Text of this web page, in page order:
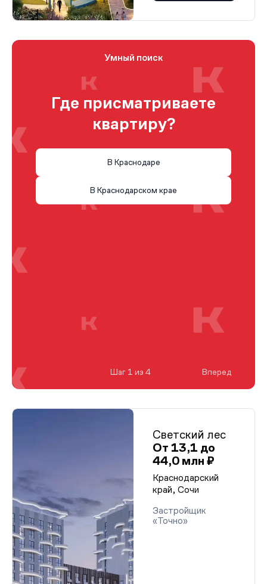
Светский лес
От 13,1 до
44,0 млн ₽
Краснодарский
край, Сочи
Застройщик
«Точно»
Умный поиск
Где присматриваете
квартиру?
В Краснодаре
В Краснодарском крае
Шаг 1 из 4 Вперед